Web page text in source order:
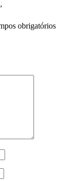
obrigatórios